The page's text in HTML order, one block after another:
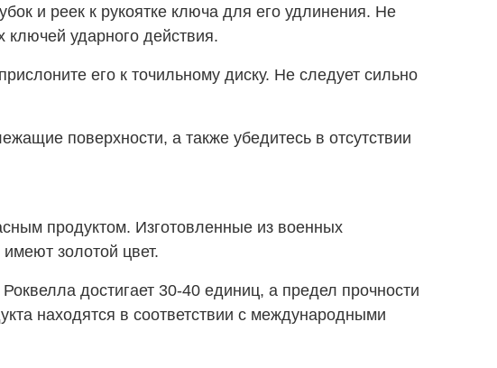
и реек к рукоятке ключа для его удлинения. Не
ключей ударного действия.
его к точильному диску. Не следует сильно
поверхности, а также убедитесь в отсутствии
продуктом. Изготовленные из военных
золотой цвет.
достигает 30-40 единиц, а предел прочности
находятся в соответствии с международными